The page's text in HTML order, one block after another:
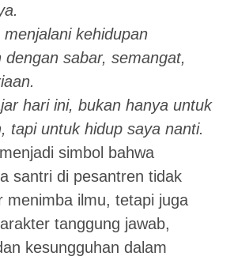
kehidupan
dengan sabar, semangat,
hari ini, bukan hanya untuk
tapi untuk hidup saya nanti.
simbol bahwa
santri di pesantren tidak
menimba ilmu, tetapi juga
tanggung jawab,
kesungguhan dalam